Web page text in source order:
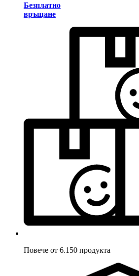
Безплатно
връщане
Повече от 6.150 продукта